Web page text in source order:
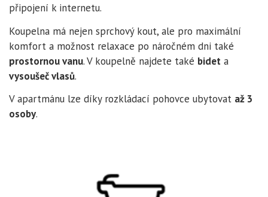
připojení k internetu.
Koupelna má nejen sprchový kout, ale pro maximální
komfort a možnost relaxace po náročném dni také
prostornou vanu. V koupelně najdete také bidet a
vysoušeč vlasů.
V apartmánu lze díky rozkládací pohovce ubytovat až 3
osoby.